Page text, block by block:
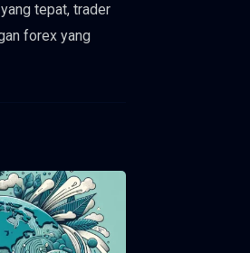
tepat, trader
forex yang